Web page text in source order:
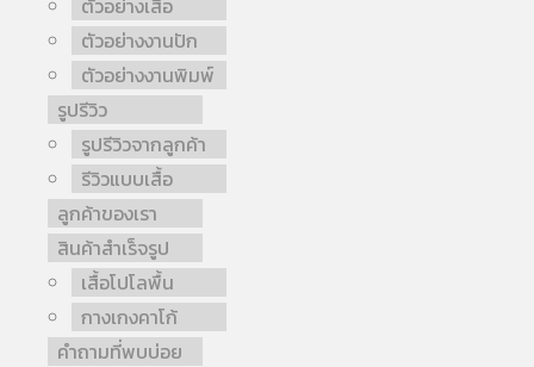
ตัวอย่างงานปัก
ตัวอย่างงานพิมพ์
รูปรีวิว
รูปรีวิวจากลูกค้า
รีวิวแบบเสื้อ
ลูกค้าของเรา
สินค้าสำเร็จรูป
เสื้อโปโลพื้น
กางเกงคาโก้
คำถามที่พบบ่อย